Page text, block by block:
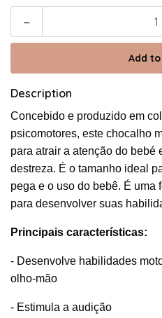
-
Description
Concebido e produzido em
psicomotores, este chocalho
para atrair a atenção do bebé
destreza. É o tamanho ideal
pega e o uso do bebê. É uma
para desenvolver suas
Principais características:
- Desenvolve habilidades
olho-mão
- Estimula a audição